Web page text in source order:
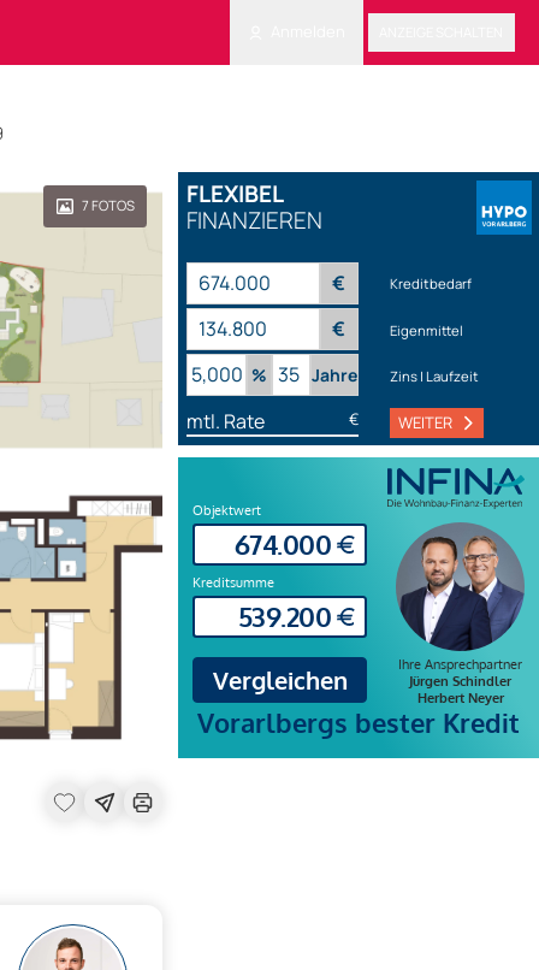
FLEXIBEL
FINANZIEREN
€ Kreditbedarf
€ Eigenmittel
% Jahre Zins | Laufzeit
mtl. Rate € WEITER
7FOTOS